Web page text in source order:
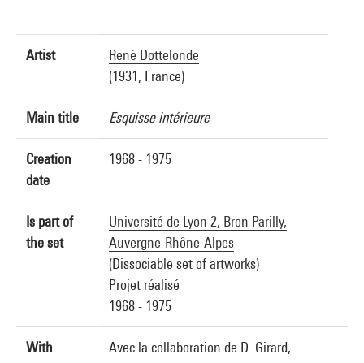
Artist
René Dottelonde
(1931, France)
Main title Esquisse intérieure
Creation
date
1968 - 1975
Is part of
the set
Université de Lyon 2, Bron Parilly,
Auvergne-Rhône-Alpes
(Dissociable set of artworks)
Projet réalisé
1968 - 1975
With
Avec la collaboration de D. Girard,